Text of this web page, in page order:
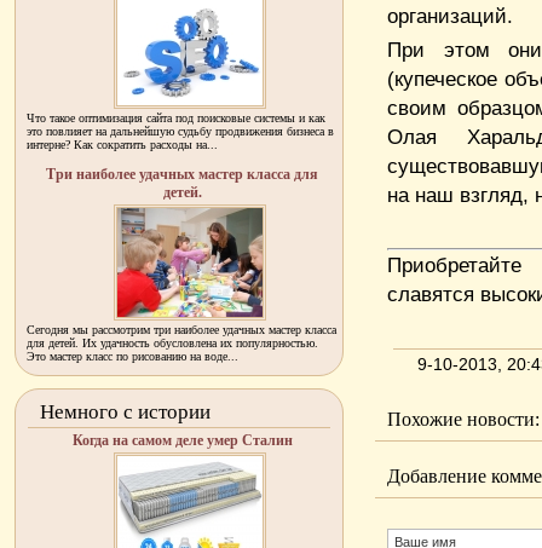
организаций.
При этом
(купеческое
своим
Олая
на наш взгляд,
славятся
9-10-2013,
Похожие новости:
Добавление
Что такое оптимизация сайта под поисковые системы и как
это повлияет на дальнейшую судьбу продвижения бизнеса в
интерне? Как сократить расходы на...
Три наиболее удачных мастер класса для
детей.
Сегодня мы рассмотрим три наиболее удачных мастер класса
для детей. Их удачность обусловлена их популярностью.
Это мастер класс по рисованию на воде...
Немного с истории
Когда на самом деле умер Сталин